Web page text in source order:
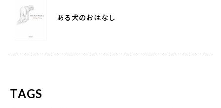
ある犬のおはなし
TAGS